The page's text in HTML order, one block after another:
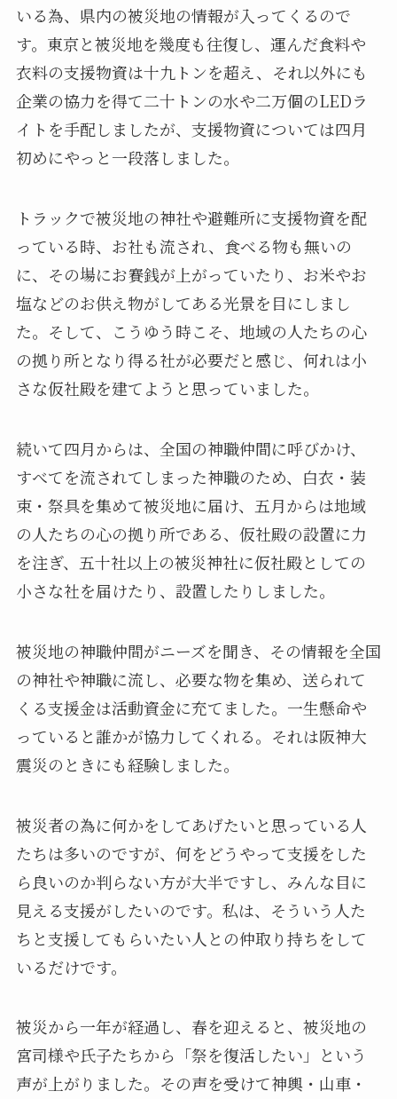
いる為、県内の被災地の情報が入ってくるので
す。東京と被災地を幾度も往復し、運んだ食料や
衣料の支援物資は十九トンを超え、それ以外にも
企業の協力を得て二十トンの水や二万個のLEDラ
イトを手配しましたが、支援物資については四月
初めにやっと一段落しました。
トラックで被災地の神社や避難所に支援物資を配
っている時、お社も流され、食べる物も無いの
に、その場にお賽銭が上がっていたり、お米やお
塩などのお供え物がしてある光景を目にしまし
た。そして、こうゆう時こそ、地域の人たちの心
の拠り所となり得る社が必要だと感じ、何れは小
さな仮社殿を建てようと思っていました。
続いて四月からは、全国の神職仲間に呼びかけ、
すべてを流されてしまった神職のため、白衣・装
束・祭具を集めて被災地に届け、五月からは地域
の人たちの心の拠り所である、仮社殿の設置に力
を注ぎ、五十社以上の被災神社に仮社殿としての
小さな社を届けたり、設置したりしました。
被災地の神職仲間がニーズを聞き、その情報を全国
の神社や神職に流し、必要な物を集め、送られて
くる支援金は活動資金に充てました。一生懸命や
っていると誰かが協力してくれる。それは阪神大
震災のときにも経験しました。
被災者の為に何かをしてあげたいと思っている人
たちは多いのですが、何をどうやって支援をした
ら良いのか判らない方が大半ですし、みんな目に
見える支援がしたいのです。私は、そういう人た
ちと支援してもらいたい人との仲取り持ちをして
いるだけです。
被災から一年が経過し、春を迎えると、被災地の
宮司様や氏子たちから「祭を復活したい」という
声が上がりました。その声を受けて神輿・山車・